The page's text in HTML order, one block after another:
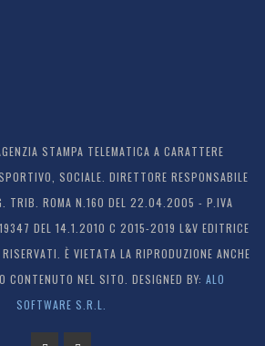
STAMPA TELEMATICA A CARATTERE
SOCIALE. DIRETTORE RESPONSABILE
TRIB. ROMA N.160 DEL 22.04.2005 - P.IVA
DEL 14.1.2010 C 2015-2019 L&V EDITRICE
È VIETATA LA RIPRODUZIONE ANCHE
CONTENUTO NEL SITO. DESIGNED BY: ALO
SOFTWARE S.R.L.